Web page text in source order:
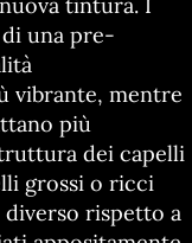
una pre-
vibrante, mentre
più
dei capelli
grossi o ricci
rispetto a